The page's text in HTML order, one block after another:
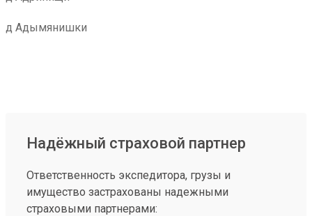
д Адымянишки
Надёжный страховой партнер
Ответственность экспедитора, грузы и
имущество застрахованы надежными
страховыми партнерами: